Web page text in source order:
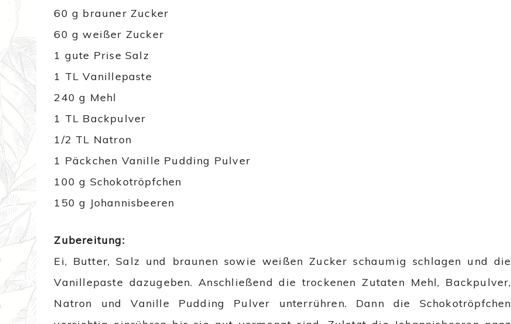
60 g brauner Zucker
60 g weißer Zucker
1 gute Prise Salz
1 TL Vanillepaste
240 g Mehl
1 TL Backpulver
1/2 TL Natron
1 Päckchen Vanille Pudding Pulver
100 g Schokotröpfchen
150 g Johannisbeeren
Zubereitung:
Ei, Butter, Salz und braunen sowie weißen Zucker schaumig schlagen und die
Vanillepaste dazugeben. Anschließend die trockenen Zutaten Mehl, Backpulver,
Natron und Vanille Pudding Pulver unterrühren. Dann die Schokotröpfchen